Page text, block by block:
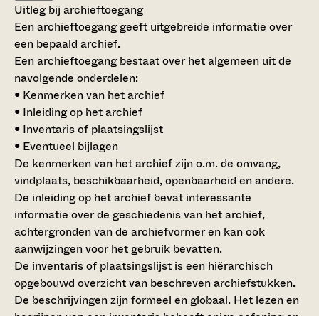
Uitleg bij archieftoegang
Een archieftoegang geeft uitgebreide informatie over
een bepaald archief.
Een archieftoegang bestaat over het algemeen uit de
navolgende onderdelen:
• Kenmerken van het archief
• Inleiding op het archief
• Inventaris of plaatsingslijst
• Eventueel bijlagen
De kenmerken van het archief zijn o.m. de omvang,
vindplaats, beschikbaarheid, openbaarheid en andere.
De inleiding op het archief bevat interessante
informatie over de geschiedenis van het archief,
achtergronden van de archiefvormer en kan ook
aanwijzingen voor het gebruik bevatten.
De inventaris of plaatsingslijst is een hiërarchisch
opgebouwd overzicht van beschreven archiefstukken.
De beschrijvingen zijn formeel en globaal. Het lezen en